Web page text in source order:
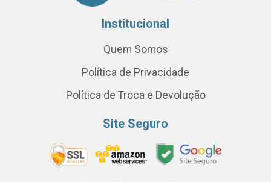
Institucional
Quem Somos
Política de Privacidade
Política de Troca e Devolução
Site Seguro